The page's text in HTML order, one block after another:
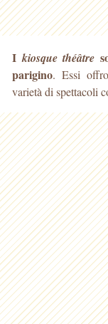
I kiosque théâtre
parigino. Essi
varietà di spettacoli